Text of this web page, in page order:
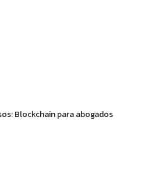
Blockchain para abogados